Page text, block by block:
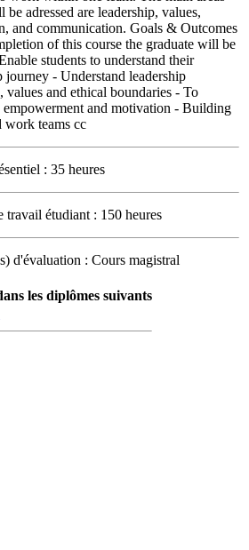
adressed are leadership, values,
and communication. Goals & Outcomes
of this course the graduate will be
students to understand their
journey - Understand leadership
values and ethical boundaries - To
empowerment and motivation - Building
work teams cc
: 35 heures
travail étudiant : 150 heures
d'évaluation : Cours magistral
les diplômes suivants